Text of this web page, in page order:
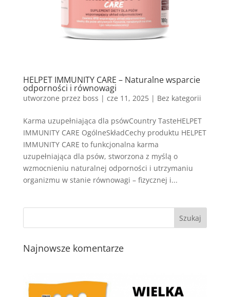
HELPET IMMUNITY CARE – Naturalne wsparcie
odporności i równowagi
utworzone przez boss | cze 11, 2025| Bez kategorii
Karma uzupełniająca dla psówCountry TasteHELPET
IMMUNITY CARE OgólneSkładCechy produktu HELPET
IMMUNITY CARE to funkcjonalna karma
uzupełniająca dla psów, stworzona z myślą o
wzmocnieniu naturalnej odporności i utrzymaniu
organizmu w stanie równowagi – fizycznej i...
Najnowsze komentarze